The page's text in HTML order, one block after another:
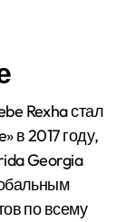
Rexha стал
в 2017 году,
Georgia
по всему